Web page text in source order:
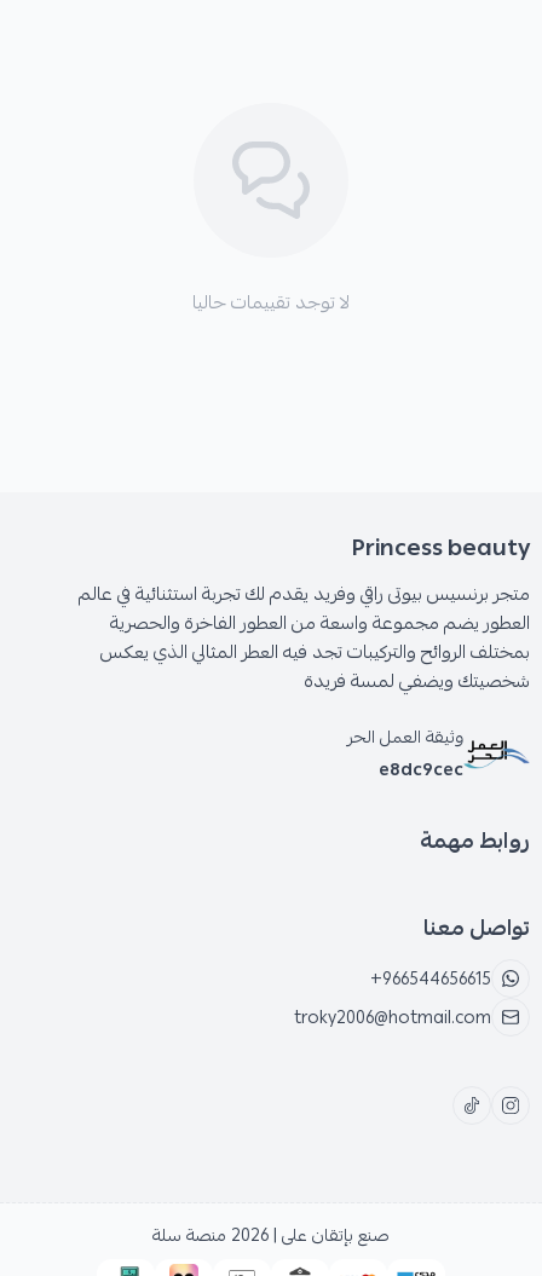
لا توجد تقييمات حاليا
Princess beauty
متجر برنسيس بيوتى راقي وفريد يقدم لك تجربة استثنائية في عالم
العطور يضم مجموعة واسعة من العطور الفاخرة والحصرية
بمختلف الروائح والتركيبات تجد فيه العطر المثالي الذي يعكس
شخصيتك ويضفي لمسة فريدة
وثيقة العمل الحر
e8dc9cec
روابط مهمة
تواصل معنا
+966544656615
troky2006@hotmail.com
صنع بإتقان على | 2026 منصة سلة